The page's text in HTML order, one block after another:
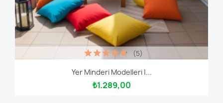
Yer Minderi Modelleri |...
₺1.289,00
(5)